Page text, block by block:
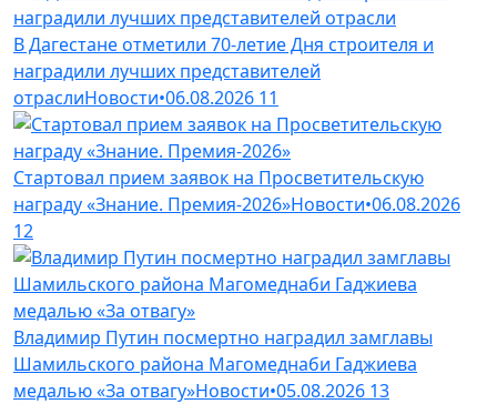
В Дагестане отметили 70-летие Дня строителя и
наградили лучших представителей
отраслиНовости•06.08.2026 11
Стартовал прием заявок на Просветительскую
награду «Знание. Премия-2026»Новости•06.08.2026
12
Владимир Путин посмертно наградил замглавы
Шамильского района Магомеднаби Гаджиева
медалью «За отвагу»Новости•05.08.2026 13